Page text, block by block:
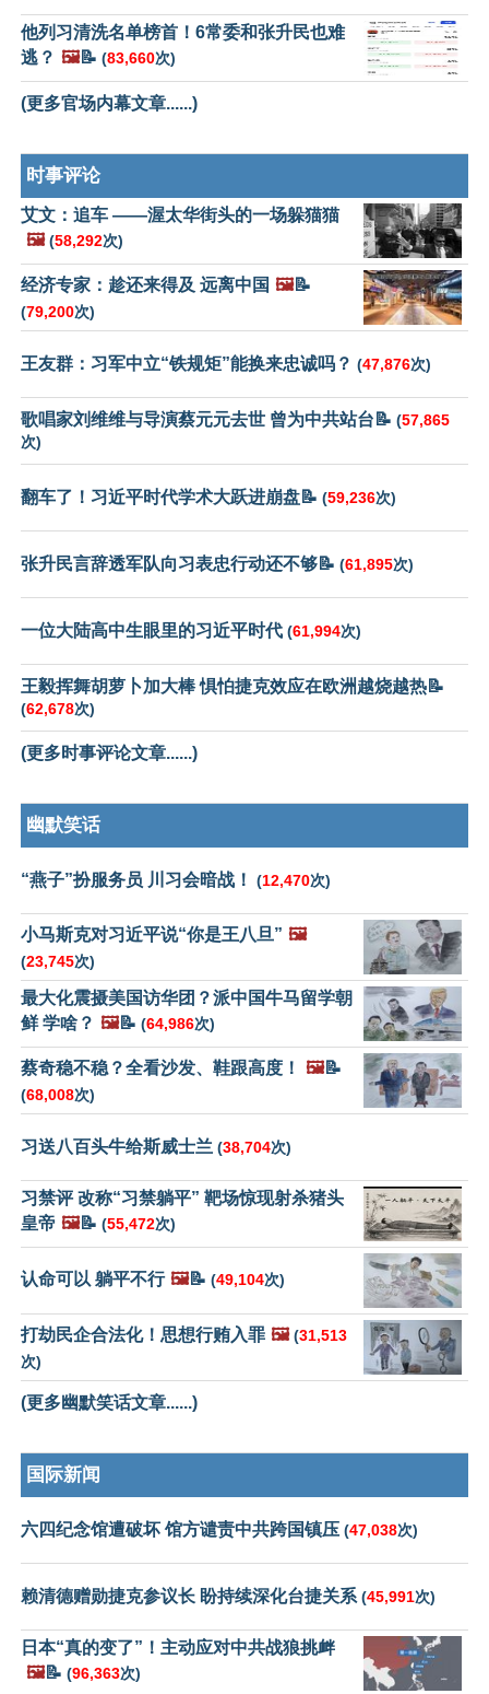
他列习清洗名单榜首！6常委和张升民也难
逃？ 🖼️📝 (83,660次)
(更多官场内幕文章......)
时事评论
艾文：追车 ——渥太华街头的一场躲猫猫
🖼️ (58,292次)
经济专家：趁还来得及 远离中国 🖼️📝
(79,200次)
王友群：习军中立“铁规矩”能换来忠诚吗？ (47,876次)
歌唱家刘维维与导演蔡元元去世 曾为中共站台📝 (57,865
次)
翻车了！习近平时代学术大跃进崩盘📝 (59,236次)
张升民言辞透军队向习表忠行动还不够📝 (61,895次)
一位大陆高中生眼里的习近平时代 (61,994次)
王毅挥舞胡萝卜加大棒 惧怕捷克效应在欧洲越烧越热📝
(62,678次)
(更多时事评论文章......)
幽默笑话
“燕子”扮服务员 川习会暗战！ (12,470次)
小马斯克对习近平说“你是王八旦” 🖼️
(23,745次)
最大化震摄美国访华团？派中国牛马留学朝
鲜 学啥？ 🖼️📝 (64,986次)
蔡奇稳不稳？全看沙发、鞋跟高度！ 🖼️📝
(68,008次)
习送八百头牛给斯威士兰 (38,704次)
习禁评 改称“习禁躺平” 靶场惊现射杀猪头
皇帝 🖼️📝 (55,472次)
认命可以 躺平不行 🖼️📝 (49,104次)
打劫民企合法化！思想行贿入罪 🖼️ (31,513
次)
(更多幽默笑话文章......)
国际新闻
六四纪念馆遭破坏 馆方谴责中共跨国镇压 (47,038次)
赖清德赠勋捷克参议长 盼持续深化台捷关系 (45,991次)
日本“真的变了”！主动应对中共战狼挑衅
🖼️📝 (96,363次)